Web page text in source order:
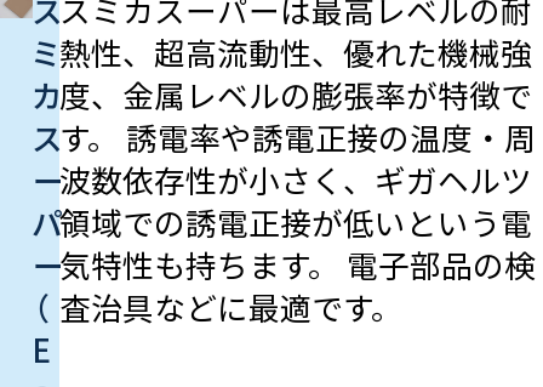
ス
ミ
カ
ス
ー
パ
ー
（
E
スミカスーパーは最高レベルの耐
熱性、超高流動性、優れた機械強
度、金属レベルの膨張率が特徴で
す。 誘電率や誘電正接の温度・周
波数依存性が小さく、ギガヘルツ
領域での誘電正接が低いという電
気特性も持ちます。 電子部品の検
査治具などに最適です。